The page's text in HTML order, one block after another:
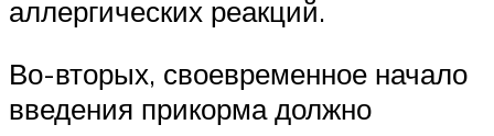
аллергических реакций.
Во-вторых, своевременное начало
введения прикорма должно